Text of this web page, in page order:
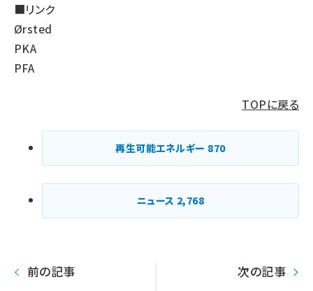
■リンク
Ørsted
PKA
PFA
TOPに戻る
再生可能エネルギー 870
ニュース 2,768
前の記事 次の記事